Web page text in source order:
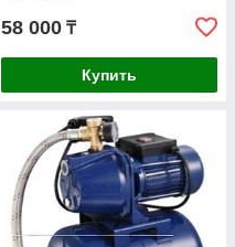
58 000 ₸
Купить